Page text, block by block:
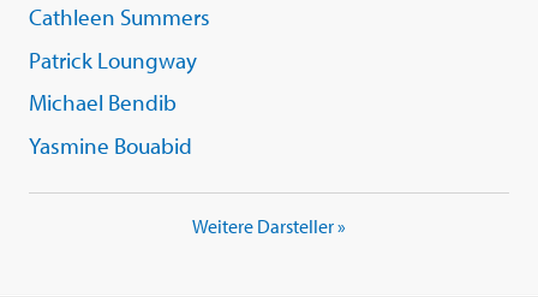
Cathleen Summers
Patrick Loungway
Michael Bendib
Yasmine Bouabid
Weitere Darsteller »